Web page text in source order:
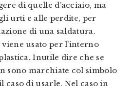
di quelle d’acciaio, ma
urti e alle perdite, per
di una saldatura.
usato per l’interno
Inutile dire che se
sono marchiate col simbolo
caso di usarle. Nel caso in